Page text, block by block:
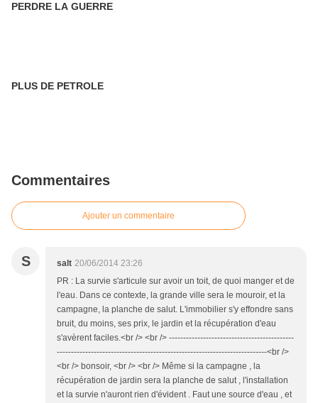
PERDRE LA GUERRE
PLUS DE PETROLE
Commentaires
Ajouter un commentaire
S salt 20/06/2014 23:26
PR : La survie s'articule sur avoir un toit, de quoi manger et de
l'eau. Dans ce contexte, la grande ville sera le mouroir, et la
campagne, la planche de salut. L'immobilier s'y effondre sans
bruit, du moins, ses prix, le jardin et la récupération d'eau
s'avèrent faciles.<br /> <br /> --------------------------------------------
--------------------------------------------------------------------------<br />
<br /> bonsoir, <br /> <br /> Même si la campagne , la
récupération de jardin sera la planche de salut , l'installation
et la survie n'auront rien d'évident . Faut une source d'eau , et